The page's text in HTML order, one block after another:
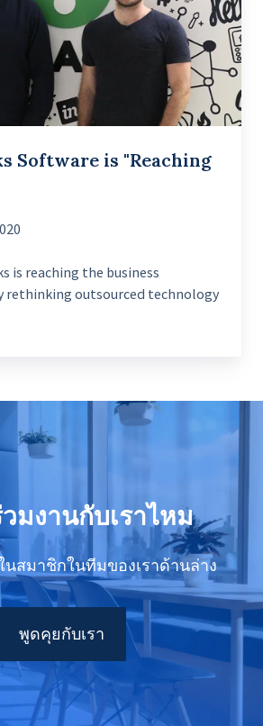
Software is "Reaching
is reaching the business
rethinking outsourced technology
มงานกับเราไหม
สมาชิกในทีมของเราด้านล่าง
พูดคุยกับเรา